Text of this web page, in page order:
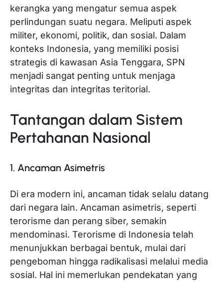
kerangka yang mengatur semua aspek
perlindungan suatu negara. Meliputi aspek
militer, ekonomi, politik, dan sosial. Dalam
konteks Indonesia, yang memiliki posisi
strategis di kawasan Asia Tenggara, SPN
menjadi sangat penting untuk menjaga
integritas dan integritas teritorial.
Tantangan dalam Sistem
Pertahanan Nasional
1. Ancaman Asimetris
Di era modern ini, ancaman tidak selalu datang
dari negara lain. Ancaman asimetris, seperti
terorisme dan perang siber, semakin
mendominasi. Terorisme di Indonesia telah
menunjukkan berbagai bentuk, mulai dari
pengeboman hingga radikalisasi melalui media
sosial. Hal ini memerlukan pendekatan yang